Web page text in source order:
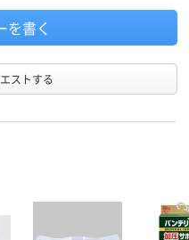
を書く
ストする